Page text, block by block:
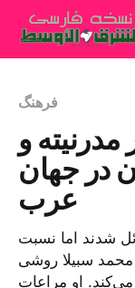
فرهنگ
و
در جهان
عرب
شدند اما نسبت
محمد سبیلا روشی
می‌کند. او مراعات